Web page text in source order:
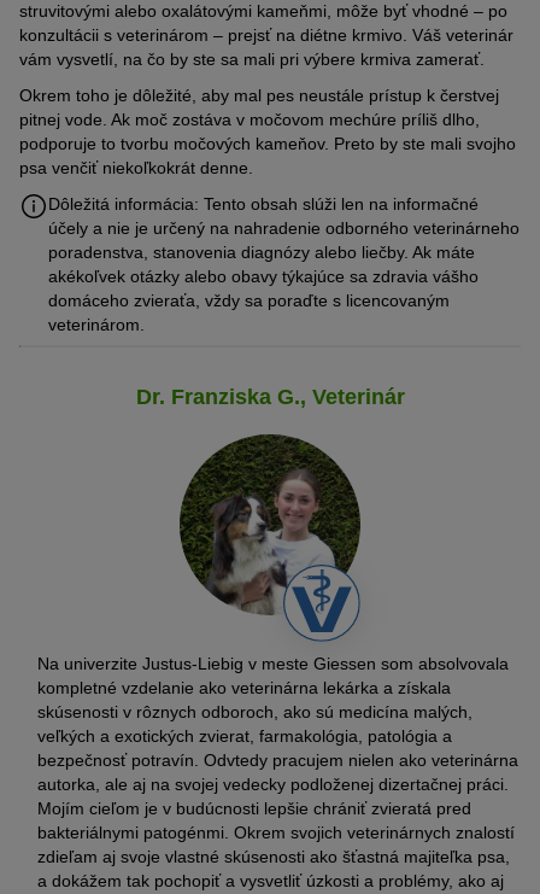
struvitovými alebo oxalátovými kameňmi, môže byť vhodné – po
konzultácii s veterinárom – prejsť na diétne krmivo. Váš veterinár
vám vysvetlí, na čo by ste sa mali pri výbere krmiva zamerať.
Okrem toho je dôležité, aby mal pes neustále prístup k čerstvej
pitnej vode. Ak moč zostáva v močovom mechúre príliš dlho,
podporuje to tvorbu močových kameňov. Preto by ste mali svojho
psa venčiť niekoľkokrát denne.
Dôležitá informácia: Tento obsah slúži len na informačné
účely a nie je určený na nahradenie odborného veterinárneho
poradenstva, stanovenia diagnózy alebo liečby. Ak máte
akékoľvek otázky alebo obavy týkajúce sa zdravia vášho
domáceho zvieraťa, vždy sa poraďte s licencovaným
veterinárom.
Dr. Franziska G., Veterinár
Na univerzite Justus-Liebig v meste Giessen som absolvovala
kompletné vzdelanie ako veterinárna lekárka a získala
skúsenosti v rôznych odboroch, ako sú medicína malých,
veľkých a exotických zvierat, farmakológia, patológia a
bezpečnosť potravín. Odvtedy pracujem nielen ako veterinárna
autorka, ale aj na svojej vedecky podloženej dizertačnej práci.
Mojím cieľom je v budúcnosti lepšie chrániť zvieratá pred
bakteriálnymi patogénmi. Okrem svojich veterinárnych znalostí
zdieľam aj svoje vlastné skúsenosti ako šťastná majiteľka psa,
a dokážem tak pochopiť a vysvetliť úzkosti a problémy, ako aj